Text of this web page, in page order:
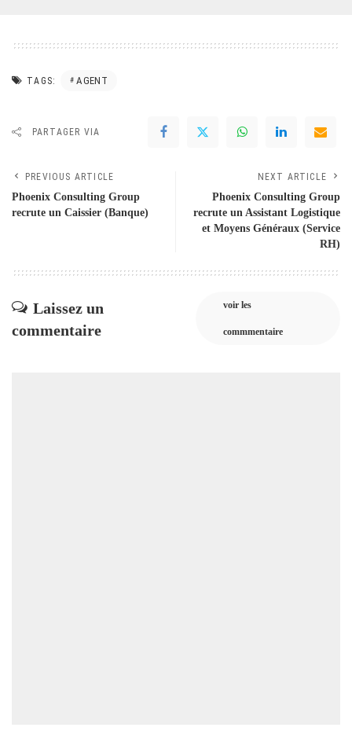
TAGS: AGENT
PARTAGER VIA
PREVIOUS ARTICLE
Phoenix Consulting Group
recrute un Caissier (Banque)
NEXT ARTICLE
Phoenix Consulting Group
recrute un Assistant Logistique
et Moyens Généraux (Service
RH)
Laissez un
commentaire
voir les
commmentaire